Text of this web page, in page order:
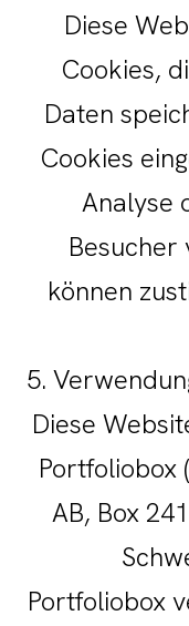
Diese
Cookies,
Daten
Cookies
Analyse
können
5.
Diese
Portfoliobox
AB, Box
Portfoliobox